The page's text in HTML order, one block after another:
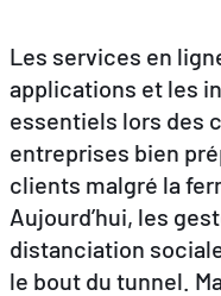
Les services en
applications et les
essentiels lors des
entreprises bien
clients malgré la
Aujourd’hui, les
distanciation
le bout du tunnel.